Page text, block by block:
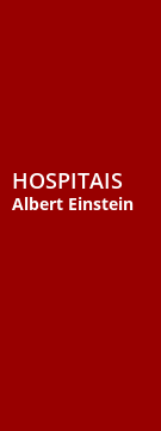
HOSPITAIS
Albert Einstein